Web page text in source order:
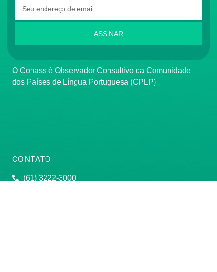
ASSINAR
O Conass é Observador Consultivo da Comunidade
dos Países de Língua Portuguesa (CPLP)
CONTATO
(61) 3222-3000